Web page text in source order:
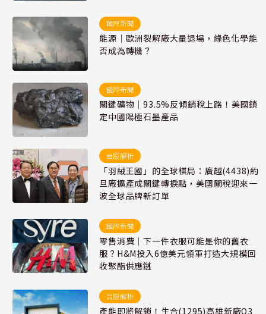
國際新聞
能源｜歐洲裂解廠大量退場，綠色化學能
否成為轉機？
國際新聞
關鍵礦物｜93.5%反傾銷稅上路！美國鎖
定中國陽極石墨產品
台股解析
「羽絨王國」的全球棋局：廣越(4438)約
旦廠擴產成關鍵轉捩點，美國關稅迎來一
波全球品牌新訂單
國際新聞
零售消費｜下一件衣服可能是你的舊衣
服？H&M投入6億美元領軍打造大規模回
收聚酯供應鏈
台股解析
產能即將解鎖！生合(1295)高雄新廠Q3